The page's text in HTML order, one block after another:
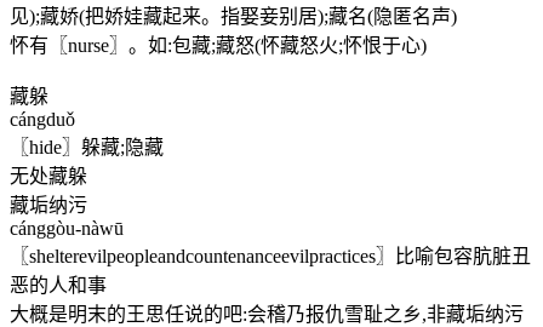
见);藏娇(把娇娃藏起来。指娶妾别居);藏名(隐匿名声)
怀有〖nurse〗。如:包藏;藏怒(怀藏怒火;怀恨于心)
藏躲
cángduǒ
〖hide〗躲藏;隐藏
无处藏躲
藏垢纳污
cánggòu-nàwū
〖shelterevilpeopleandcountenanceevilpractices〗比喻包容肮脏丑
恶的人和事
大概是明末的王思任说的吧:会稽乃报仇雪耻之乡,非藏垢纳污